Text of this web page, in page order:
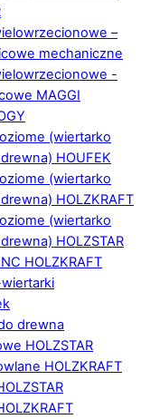
–
mechaniczne
-
MAGGI
(wiertarko
HOUFEK
(wiertarko
HOLZKRAFT
(wiertarko
HOLZSTAR
HOLZKRAFT
drewna
HOLZSTAR
HOLZKRAFT